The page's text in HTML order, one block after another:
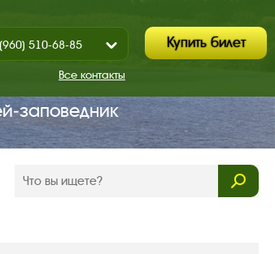
Показать
/
Закрыть
510-68-85
(930) 347-67-70Все контакты
Купить билет